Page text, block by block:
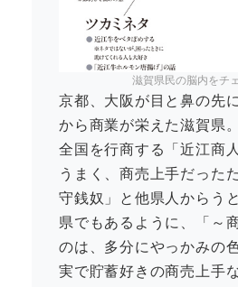
滋賀県民の脳内をチ
京都、大阪が目と鼻の先
から商業が栄えた滋賀県
全国を行商する「近江商
うまく、商売上手だった
守銭奴」と他県人からう
県でもあるように、「～
のは、多分にやっかみの
実で貯蓄好きの商売上手